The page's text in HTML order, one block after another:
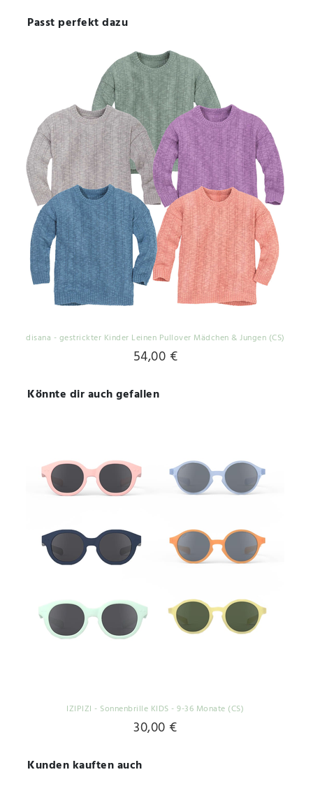
Passt perfekt dazu
disana - gestrickter Kinder Leinen Pullover Mädchen & Jungen (CS)
54,00 €
Könnte dir auch gefallen
IZIPIZI - Sonnenbrille KIDS - 9-36 Monate (CS)
30,00 €
Kunden kauften auch